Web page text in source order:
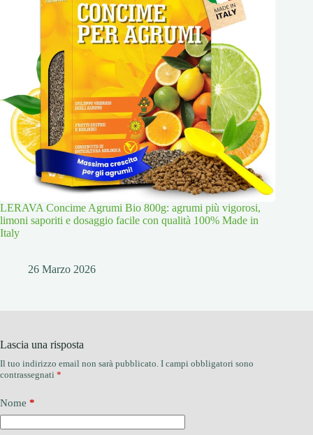
LERAVA Concime Agrumi Bio 800g: agrumi più vigorosi,
limoni saporiti e dosaggio facile con qualità 100% Made in
Italy
26 Marzo 2026
Lascia una risposta
Il tuo indirizzo email non sarà pubblicato. I campi obbligatori sono
contrassegnati *
Nome *